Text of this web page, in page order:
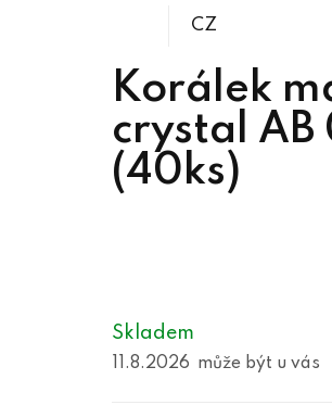
Korálek
crystal AB
(40ks)
CZ
Skladem
11.8.2026